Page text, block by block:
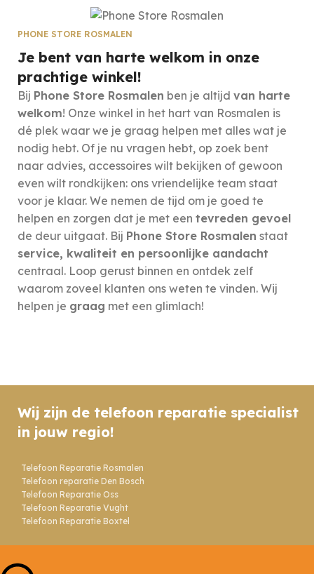
PHONE STORE ROSMALEN
Je bent van harte welkom in onze
prachtige winkel!
Bij Phone Store Rosmalen ben je altijd van harte
welkom! Onze winkel in het hart van Rosmalen is
dé plek waar we je graag helpen met alles wat je
nodig hebt. Of je nu vragen hebt, op zoek bent
naar advies, accessoires wilt bekijken of gewoon
even wilt rondkijken: ons vriendelijke team staat
voor je klaar. We nemen de tijd om je goed te
helpen en zorgen dat je met een tevreden gevoel
de deur uitgaat. Bij Phone Store Rosmalen staat
service, kwaliteit en persoonlijke aandacht
centraal. Loop gerust binnen en ontdek zelf
waarom zoveel klanten ons weten te vinden. Wij
helpen je graag met een glimlach!
Wij zijn de telefoon reparatie specialist
in jouw regio!
Telefoon Reparatie Rosmalen
Telefoon reparatie Den Bosch
Telefoon Reparatie Oss
Telefoon Reparatie Vught
Telefoon Reparatie Boxtel